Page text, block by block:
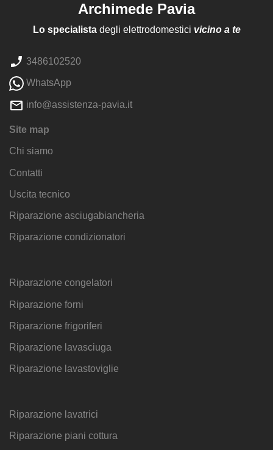
Archimede Pavia
Lo specialistadegli elettrodomestici vicino a te
3486102520
WhatsApp
info@assistenza-pavia.it
Site map
Chi siamo
Contatti
Uscita tecnico
Riparazione asciugabiancheria
Riparazione condizionatori
Riparazione congelatori
Riparazione forni
Riparazione frigoriferi
Riparazione lavasciuga
Riparazione lavastoviglie
Riparazione lavatrici
Riparazione piani cottura